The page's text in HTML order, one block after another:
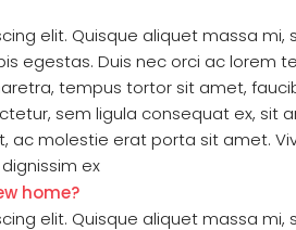
elit. Quisque aliquet massa
Duis nec orci ac lorem
tempus tortor sit amet,
sem ligula consequat ex,
ac molestie erat porta sit amet.
ex
home?
elit. Quisque aliquet massa